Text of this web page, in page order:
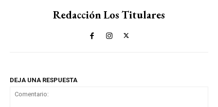
Redacción Los Titulares
DEJA UNA RESPUESTA